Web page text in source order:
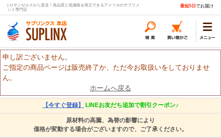
| ロサンゼルスから直送！高品質と低価格を両立できるアメリカのサプリメ
ント専門店
最短5日 でお届け
申し訳ございません。
ご指定の商品ページは販売終了か、ただ今お取扱いをしておりませ
ん。
ホームへ戻る
【今すぐ登録】 LINEお友だち追加で割引クーポン♪
原材料の高騰、為替の影響により
価格が変動する場合がございますので、ご了承ください。